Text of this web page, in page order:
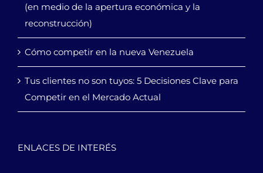
(en medio de la apertura económica y la
reconstrucción)
Cómo competir en la nueva Venezuela
Tus clientes no son tuyos: 5 Decisiones Clave para
Competir en el Mercado Actual
ENLACES DE INTERÉS